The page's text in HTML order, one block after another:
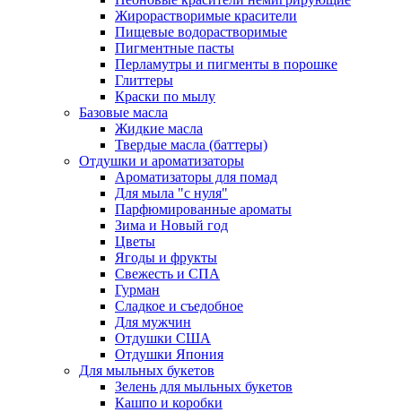
Жирорастворимые красители
Пищевые водорастворимые
Пигментные пасты
Перламутры и пигменты в порошке
Глиттеры
Краски по мылу
Базовые масла
Жидкие масла
Твердые масла (баттеры)
Отдушки и ароматизаторы
Ароматизаторы для помад
Для мыла "с нуля"
Парфюмированные ароматы
Зима и Новый год
Цветы
Ягоды и фрукты
Свежесть и СПА
Гурман
Сладкое и съедобное
Для мужчин
Отдушки США
Отдушки Япония
Для мыльных букетов
Зелень для мыльных букетов
Кашпо и коробки